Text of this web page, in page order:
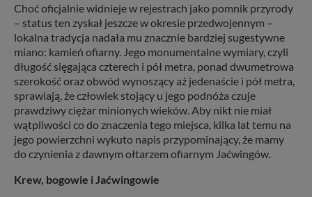
Choć oficjalnie widnieje w rejestrach jako pomnik przyrody
– status ten zyskał jeszcze w okresie przedwojennym –
lokalna tradycja nadała mu znacznie bardziej sugestywne
miano: kamień ofiarny. Jego monumentalne wymiary, czyli
długość sięgająca czterech i pół metra, ponad dwumetrowa
szerokość oraz obwód wynoszący aż jedenaście i pół metra,
sprawiają, że człowiek stojący u jego podnóża czuje
prawdziwy ciężar minionych wieków. Aby nikt nie miał
wątpliwości co do znaczenia tego miejsca, kilka lat temu na
jego powierzchni wykuto napis przypominający, że mamy
do czynienia z dawnym ołtarzem ofiarnym Jaćwingów.
Krew, bogowie i Jaćwingowie